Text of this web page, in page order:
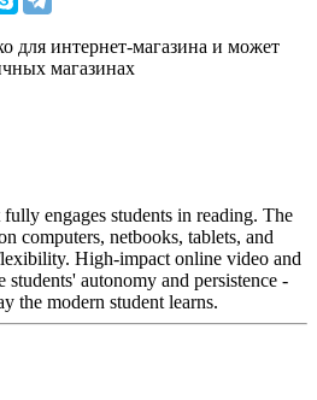
для интернет-магазина и может
магазинах
engages students in reading. The
computers, netbooks, tablets, and
High-impact online video and
students' autonomy and persistence -
the modern student learns.